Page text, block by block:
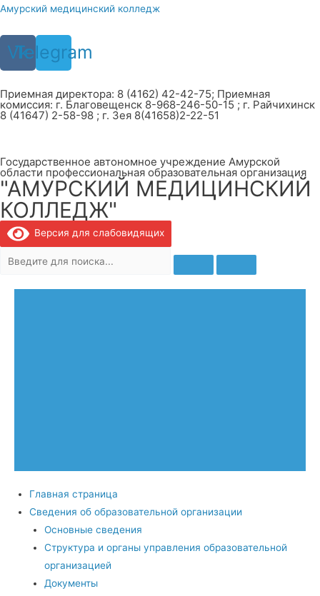
Перейти
содержимому
Амурский медицинский колледж
Vk
Telegram
Приемная директора: 8 (4162) 42-42-75; Приемная
комиссия: г. Благовещенск 8-968-246-50-15 ; г. Райчихинск
8 (41647) 2-58-98 ; г. Зея 8(41658)2-22-51
Государственное автономное учреждение Амурской
области профессиональная образовательная организация
"АМУРСКИЙ МЕДИЦИНСКИЙ
КОЛЛЕДЖ"
Версия для слабовидящих
Главная страница
Сведения об образовательной организации
Основные сведения
Структура и органы управления образовательной
организацией
Документы